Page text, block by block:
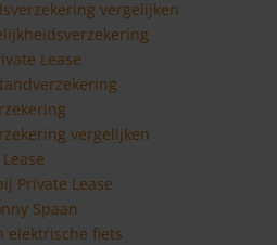
vergelijken
Lease
vergelijken
Private Lease
Spaan
elektrische fiets